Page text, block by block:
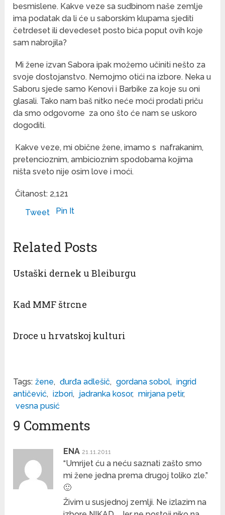
besmislene. Kakve veze sa sudbinom naše zemlje
ima podatak da li će u saborskim klupama sjediti
četrdeset ili devedeset posto bića poput ovih koje
sam nabrojila?
Mi žene izvan Sabora ipak možemo učiniti nešto za
svoje dostojanstvo. Nemojmo otići na izbore. Neka u
Saboru sjede samo Kenovi i Barbike za koje su oni
glasali. Tako nam baš nitko neće moći prodati priču
da smo odgovorne za ono što će nam se uskoro
dogoditi.
Kakve veze, mi obične žene, imamo s nafrakanim,
pretencioznim, ambicioznim spodobama kojima
ništa sveto nije osim love i moći.
Čitanost: 2,121
Tweet
Pin It
Related Posts
Ustaški dernek u Bleiburgu
Kad MMF štrcne
Droce u hrvatskoj kulturi
Tags: žene, đurđa adlešič, gordana sobol, ingrid
antičević, izbori, jadranka kosor, mirjana petir,
vesna pusić
9 Comments
ENA 21.11.2011
“Umrijet ću a neću saznati zašto smo
mi žene jedna prema drugoj toliko zle.”
🙂
Živim u susjednoj zemlji. Ne izlazim na